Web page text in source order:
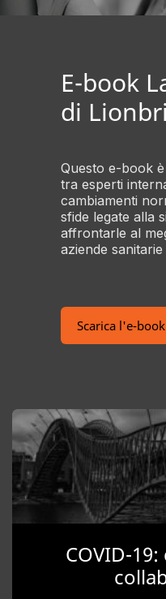
E-book
di
Questo e-book
tra esperti
cambiamenti
sfide legate alla
affrontarle al
aziende
Scarica l'e-
COVID-